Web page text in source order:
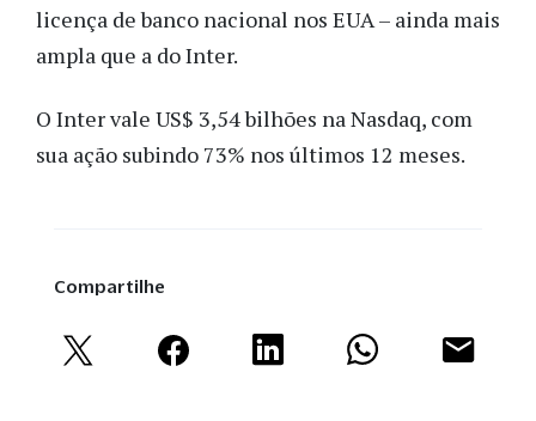
licença de banco nacional nos EUA – ainda mais
ampla que a do Inter.
O Inter vale US$ 3,54 bilhões na Nasdaq, com
sua ação subindo 73% nos últimos 12 meses.
Compartilhe